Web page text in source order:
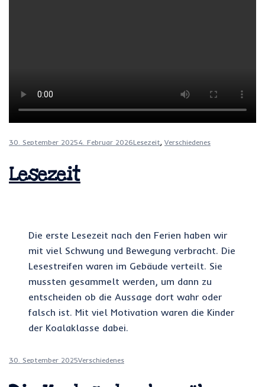
30. September 20254. Februar 2026Lesezeit, Verschiedenes
Lesezeit
Die erste Lesezeit nach den Ferien haben wir
mit viel Schwung und Bewegung verbracht. Die
Lesestreifen waren im Gebäude verteilt. Sie
mussten gesammelt werden, um dann zu
entscheiden ob die Aussage dort wahr oder
falsch ist. Mit viel Motivation waren die Kinder
der Koalaklasse dabei.
30. September 2025Verschiedenes